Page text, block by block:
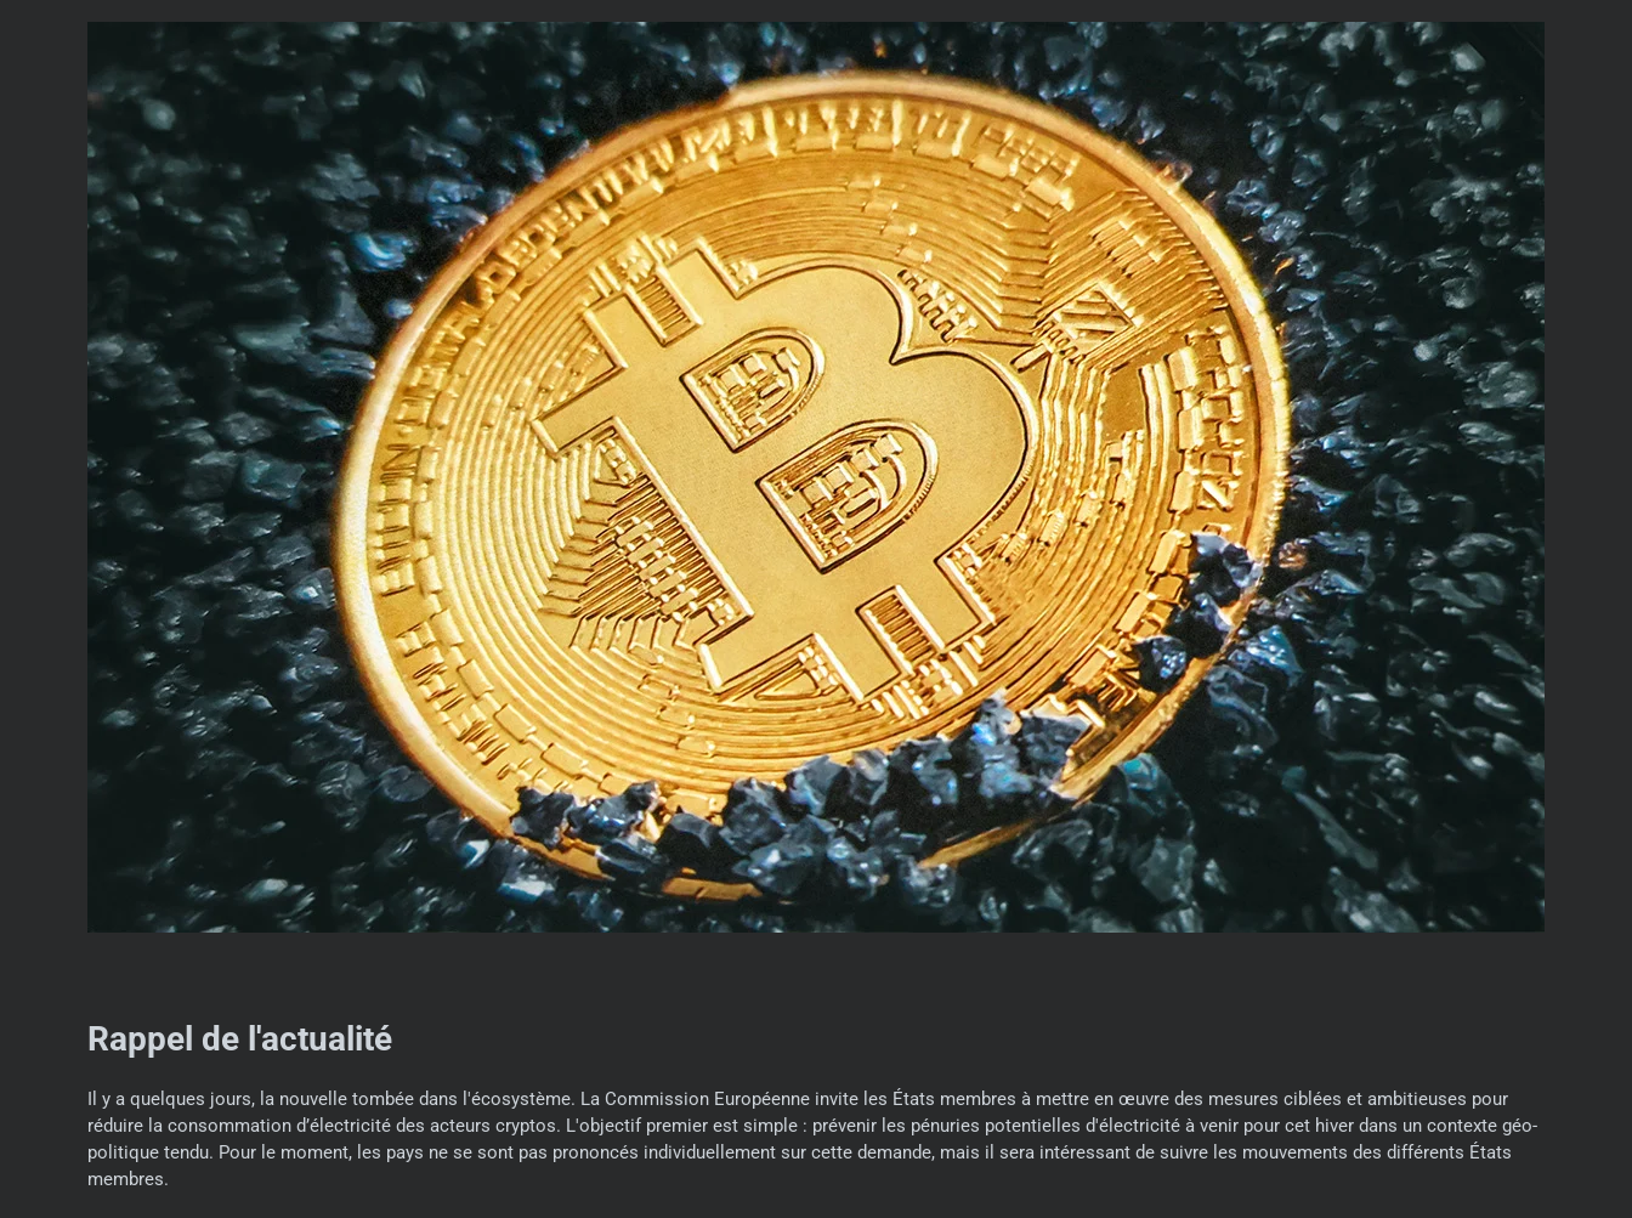
Rappel de l'actualité
Il y a quelques jours, la nouvelle tombée dans l'écosystème. La Commission Européenne invite les États membres à mettre en œuvre des mesures ciblées et ambitieuses pour
réduire la consommation d’électricité des acteurs cryptos. L'objectif premier est simple : prévenir les pénuries potentielles d'électricité à venir pour cet hiver dans un contexte géo-
politique tendu. Pour le moment, les pays ne se sont pas prononcés individuellement sur cette demande, mais il sera intéressant de suivre les mouvements des différents États
membres.